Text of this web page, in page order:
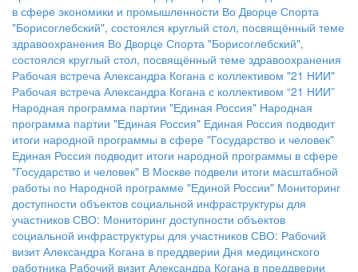
в сфере экономики и промышленности Во Дворце Спорта
"Борисоглебский", состоялся круглый стол, посвящённый теме
здравоохранения Во Дворце Спорта "Борисоглебский",
состоялся круглый стол, посвящённый теме здравоохранения
Рабочая встреча Александра Когана с коллективом "21 НИИ"
Рабочая встреча Александра Когана с коллективом “21 НИИ”
Народная программа партии "Единая Россия" Народная
программа партии "Единая Россия" Единая Россия подводит
итоги народной программы в сфере "Государство и человек"
Единая Россия подводит итоги народной программы в сфере
"Государство и человек" В Москве подвели итоги масштабной
работы по Народной программе "Единой России" Мониторинг
доступности объектов социальной инфраструктуры для
участников СВО: Мониторинг доступности объектов
социальной инфраструктуры для участников СВО: Рабочий
визит Александра Когана в преддверии Дня медицинского
работника Рабочий визит Александра Когана в преддверии